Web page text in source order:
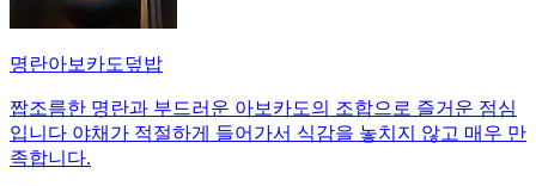
명란아보카도덮밥
짭조름한 명란과 부드러운 아보카도의 조합으로 즐거운 점심
입니다 야채가 적절하게 들어가서 식감을 놓치지 않고 매우 만
족합니다.